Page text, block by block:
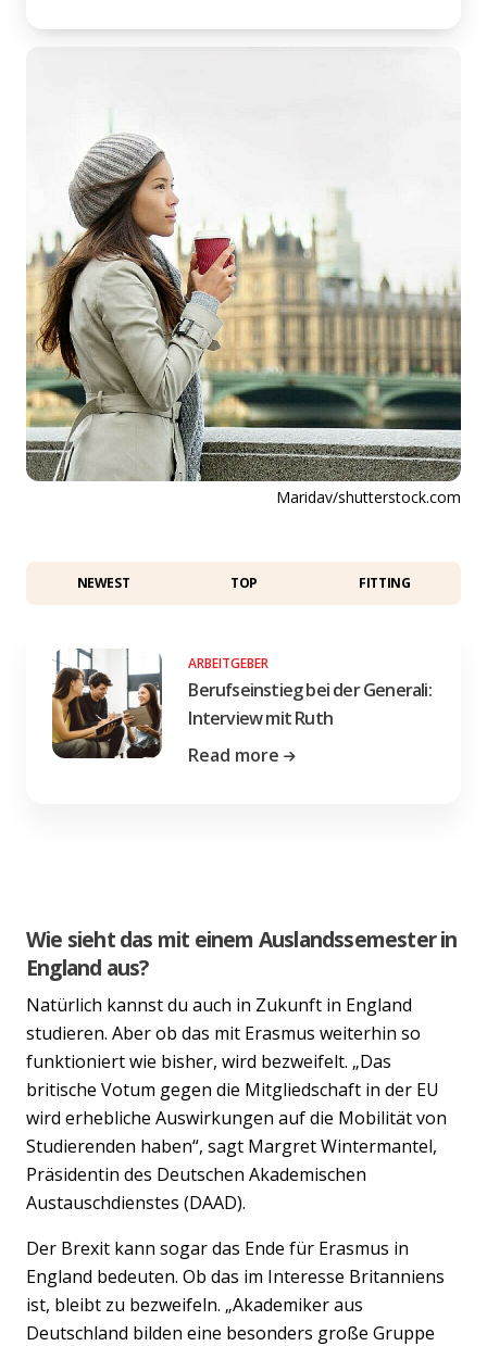
Maridav/shutterstock.com
NEWEST TOP FITTING
ARBEITGEBER
Berufseinstieg bei der Generali:
Interview mit Ruth
Read more
Wie sieht das mit einem Auslandssemester in
England aus?
Natürlich kannst du auch in Zukunft in England
studieren. Aber ob das mit Erasmus weiterhin so
funktioniert wie bisher, wird bezweifelt. „Das
britische Votum gegen die Mitgliedschaft in der EU
wird erhebliche Auswirkungen auf die Mobilität von
Studierenden haben“, sagt Margret Wintermantel,
Präsidentin des Deutschen Akademischen
Austauschdienstes (DAAD).
Der Brexit kann sogar das Ende für Erasmus in
England bedeuten. Ob das im Interesse Britanniens
ist, bleibt zu bezweifeln. „Akademiker aus
Deutschland bilden eine besonders große Gruppe